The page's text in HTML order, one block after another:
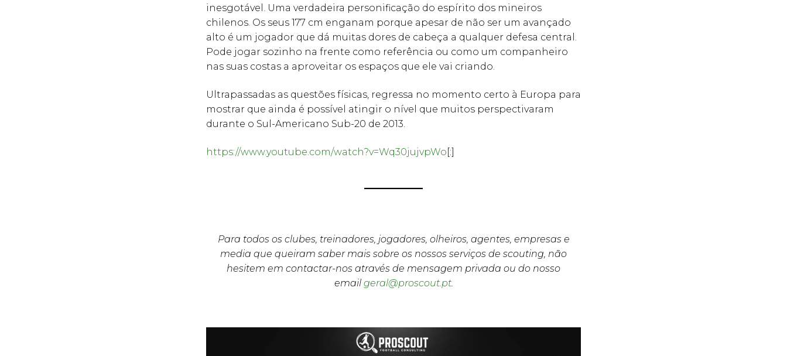
inesgotável. Uma verdadeira personificação do espírito dos mineiros
chilenos. Os seus 177 cm enganam porque apesar de não ser um avançado
alto é um jogador que dá muitas dores de cabeça a qualquer defesa central.
Pode jogar sozinho na frente como referência ou como um companheiro
nas suas costas a aproveitar os espaços que ele vai criando.
Ultrapassadas as questões físicas, regressa no momento certo à Europa para
mostrar que ainda é possível atingir o nível que muitos perspectivaram
durante o Sul-Americano Sub-20 de 2013.
https://www.youtube.com/watch?v=Wq30jujvpWo [:]
Para todos os clubes, treinadores, jogadores, olheiros, agentes, empresas e
media que queiram saber mais sobre os nossos serviços de scouting, não
hesitem em contactar-nos através de mensagem privada ou do nosso
email geral@proscout.pt.